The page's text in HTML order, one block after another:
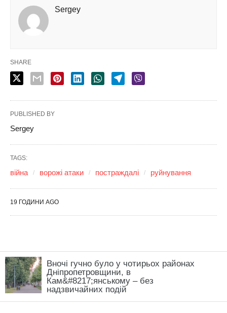
Вночі гучно було у чотирьох районах
Дніпропетровщини, в
Кам&#8217;янському – без
надзвичайних подій